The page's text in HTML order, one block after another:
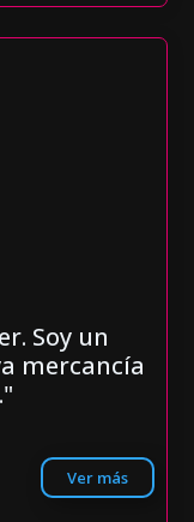
Soy un
mercancía
Ver más